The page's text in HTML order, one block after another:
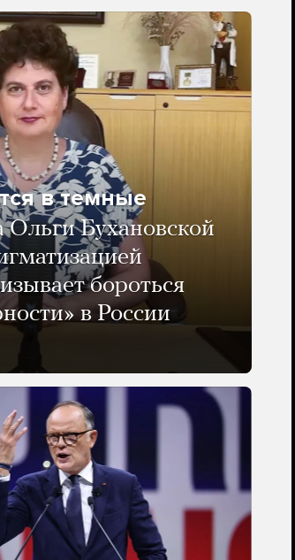
в темные
Ольги Бухановской
бороться
в России